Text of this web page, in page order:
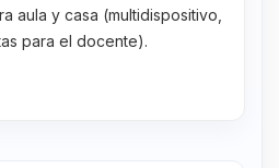
aula y casa (multidispositivo,
para el docente).